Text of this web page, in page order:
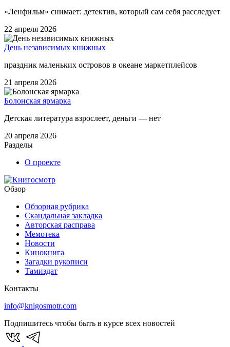
«Ленфильм» снимает: детектив, который сам себя расследует
22 апреля 2026
День независимых книжных
праздник маленьких островов в океане маркетплейсов
21 апреля 2026
Болонская ярмарка
Детская литература взрослеет, деньги — нет
20 апреля 2026
Разделы
О проекте
Обзор
Обзорная рубрика
Скандальная закладка
Авторская расправа
Мемотека
Новости
Кинокнига
Загадки рукописи
Тамиздат
Контакты
info@knigosmotr.com
Подпишитесь чтобы быть в курсе всех новостей